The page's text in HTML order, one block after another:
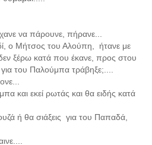
να πάρουνε, πήρανε...
ο Μήτσος του Αλούπη, ήτανε με
ξέρω κατά που έκανε, προς στου
του Παλούμπα τράβηξε;....
και εκεί ρωτάς και θα ειδής κατά
ή θα σιάξεις για του Παπαδά,